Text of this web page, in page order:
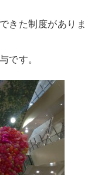
きた制度がありま
です。